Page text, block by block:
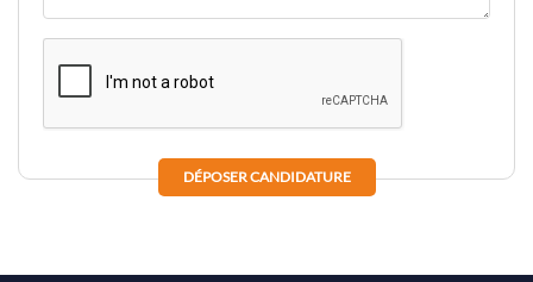
DÉPOSER CANDIDATURE